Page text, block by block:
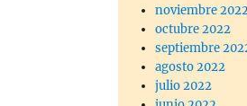
noviembre
octubre 2022
septiembre
agosto 2022
julio 2022